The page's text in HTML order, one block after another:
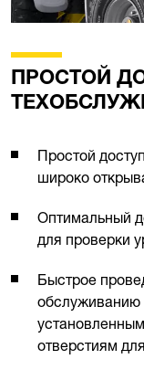
ПРОСТОЙ
Простой
широко
Оптимальный
для проверки
Быстрое
обслуживанию
отверстиям